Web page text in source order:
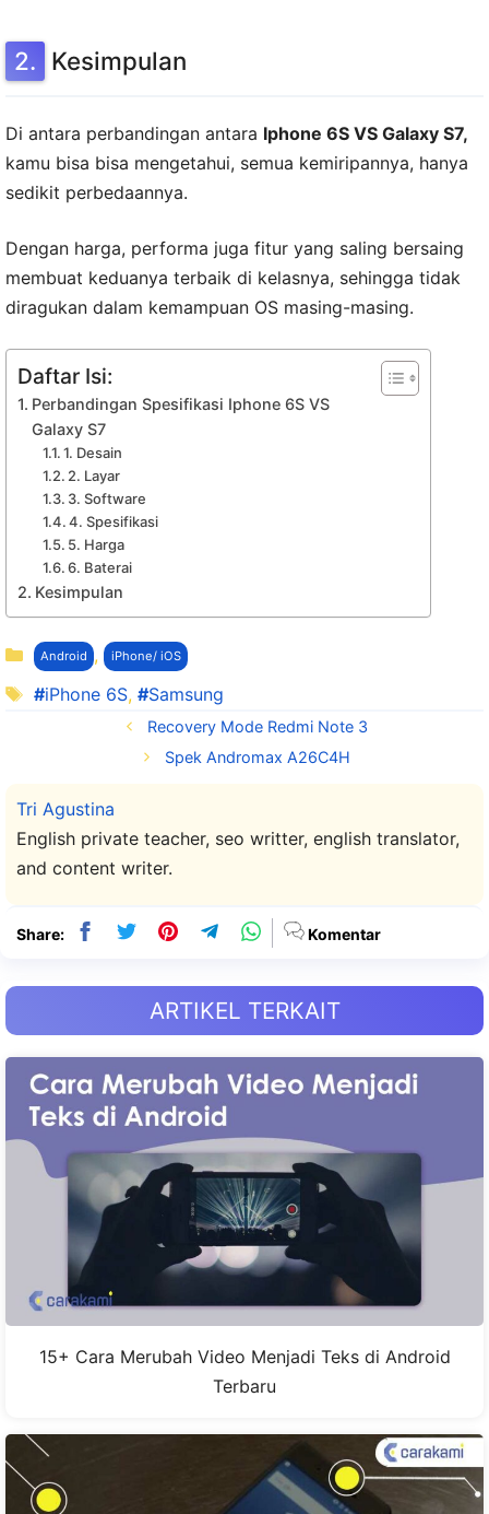
Kesimpulan
Di antara perbandingan antara Iphone 6S VS Galaxy S7,
kamu bisa bisa mengetahui, semua kemiripannya, hanya
sedikit perbedaannya.
Dengan harga, performa juga fitur yang saling bersaing
membuat keduanya terbaik di kelasnya, sehingga tidak
diragukan dalam kemampuan OS masing-masing.
Daftar Isi:
Perbandingan Spesifikasi Iphone 6S VS
Galaxy S7
1. Desain
2. Layar
3. Software
4. Spesifikasi
5. Harga
6. Baterai
Kesimpulan
Kategori
Android , iPhone/ iOS
Tag
iPhone 6S, Samsung
Recovery Mode Redmi Note 3
Spek Andromax A26C4H
Tri Agustina
English private teacher, seo writter, english translator,
and content writer.
Share: Komentar
ARTIKEL TERKAIT
15+ Cara Merubah Video Menjadi Teks di Android
Terbaru